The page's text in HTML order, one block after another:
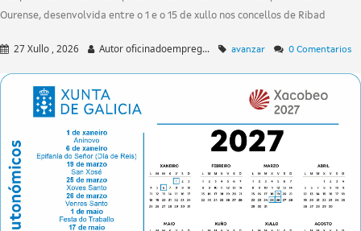
Ourense, desenvolvida entre o 1 e o 15 de xullo nos concellos de Ribad
27 Xullo , 2026 Autoroficinadoempreg... avanzar 0 Comentarios